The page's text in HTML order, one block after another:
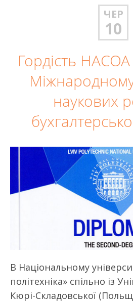
ЧЕР
10
Гордість
наукових
В Національному
політехніка» спільно із
Кюрі-Складовської